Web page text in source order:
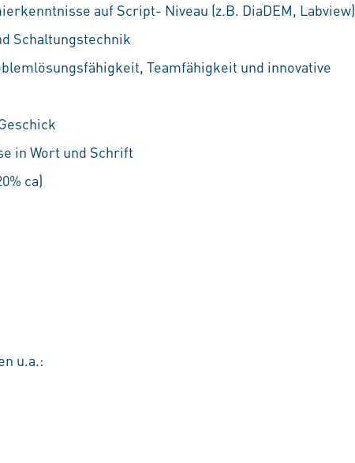
auf Script- Niveau (z.B. DiaDEM, Labview)
Schaltungstechnik
Teamfähigkeit und innovative
in Wort und Schrift
ca)
u.a.: